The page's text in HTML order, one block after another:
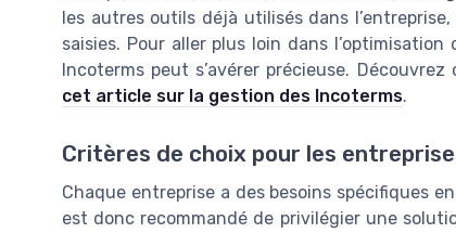
les autres outils déjà utilisés dans
saisies. Pour aller plus loin dans
Incoterms peut s’avérer précieuse.
cet article sur la gestion des Incoterms.
Critères de choix pour les
Chaque entreprise a des besoins spécifiques
est donc recommandé de privilégier une